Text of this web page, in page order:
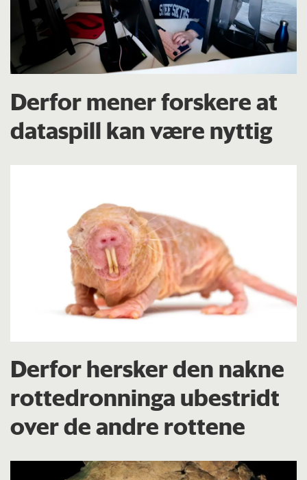
Derfor mener forskere at
dataspill kan være nyttig
Derfor hersker den nakne
rottedronninga ubestridt
over de andre rottene